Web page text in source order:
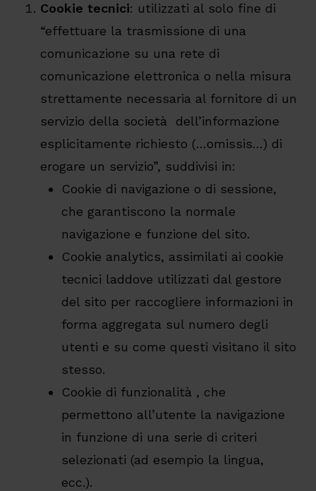
Cookie tecnici: utilizzati al solo fine di
“effettuare la trasmissione di una
comunicazione su una rete di
comunicazione elettronica o nella misura
strettamente necessaria al fornitore di un
servizio della società dell’informazione
esplicitamente richiesto (…omissis…) di
erogare un servizio”, suddivisi in:
Cookie di navigazione o di sessione,
che garantiscono la normale
navigazione e funzione del sito.
Cookie analytics, assimilati ai cookie
tecnici laddove utilizzati dal gestore
del sito per raccogliere informazioni in
forma aggregata sul numero degli
utenti e su come questi visitano il sito
stesso.
Cookie di funzionalità , che
permettono all’utente la navigazione
in funzione di una serie di criteri
selezionati (ad esempio la lingua,
ecc.).